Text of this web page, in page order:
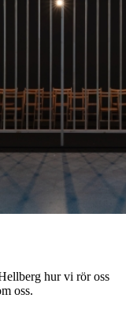
hur vi rör oss
oss.